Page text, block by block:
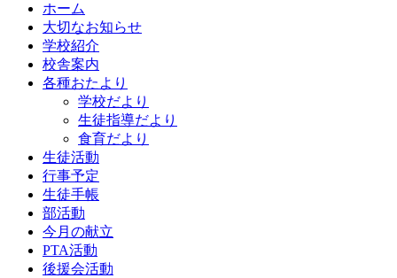
ホーム
大切なお知らせ
学校紹介
校舎案内
各種おたより
学校だより
生徒指導だより
食育だより
生徒活動
行事予定
生徒手帳
部活動
今月の献立
PTA活動
後援会活動